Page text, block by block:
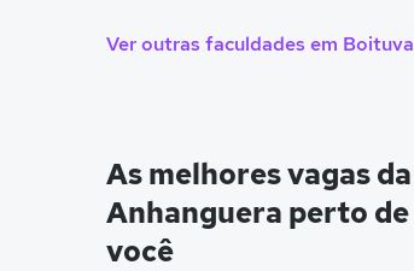
Ver outras faculdades em Boituva
As melhores vagas da
Anhanguera perto de
você